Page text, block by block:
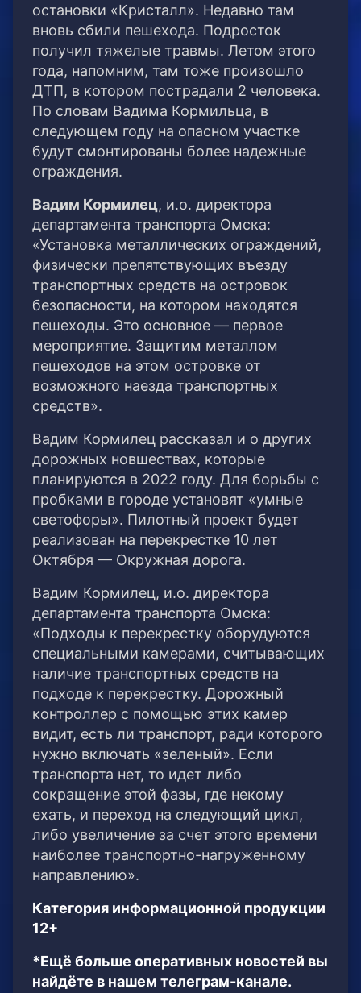
остановки «Кристалл». Недавно там
вновь сбили пешехода. Подросток
получил тяжелые травмы. Летом этого
года, напомним, там тоже произошло
ДТП, в котором пострадали 2 человека.
По словам Вадима Кормильца, в
следующем году на опасном участке
будут смонтированы более надежные
ограждения.
Вадим Кормилец, и.о. директора
департамента транспорта Омска:
«Установка металлических ограждений,
физически препятствующих въезду
транспортных средств на островок
безопасности, на котором находятся
пешеходы. Это основное — первое
мероприятие. Защитим металлом
пешеходов на этом островке от
возможного наезда транспортных
средств».
Вадим Кормилец рассказал и о других
дорожных новшествах, которые
планируются в 2022 году. Для борьбы с
пробками в городе установят «умные
светофоры». Пилотный проект будет
реализован на перекрестке 10 лет
Октября — Окружная дорога.
Вадим Кормилец, и.о. директора
департамента транспорта Омска:
«Подходы к перекрестку оборудуются
специальными камерами, считывающих
наличие транспортных средств на
подходе к перекрестку. Дорожный
контроллер с помощью этих камер
видит, есть ли транспорт, ради которого
нужно включать «зеленый». Если
транспорта нет, то идет либо
сокращение этой фазы, где некому
ехать, и переход на следующий цикл,
либо увеличение за счет этого времени
наиболее транспортно-нагруженному
направлению».
Категория информационной продукции
12+
*Ещё больше оперативных новостей вы
найдёте в нашем телеграм-канале.